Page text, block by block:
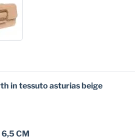
in tessuto asturias beige
6,5 CM